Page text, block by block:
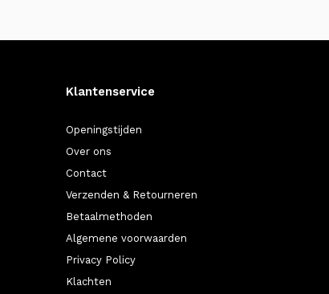
Klantenservice
Openingstijden
Over ons
Contact
Verzenden & Retourneren
Betaalmethoden
Algemene voorwaarden
Privacy Policy
Klachten